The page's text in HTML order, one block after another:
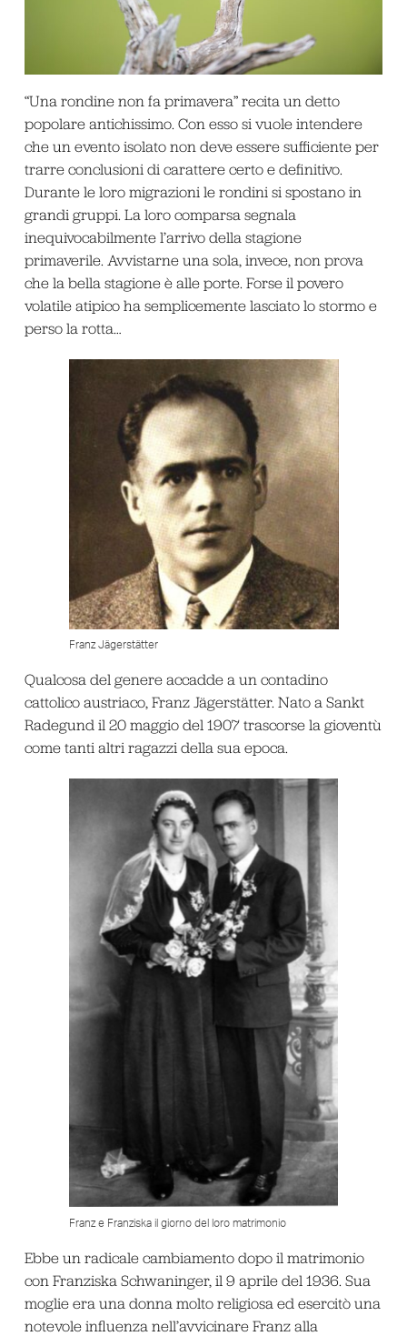
“Una rondine non fa primavera” recita un detto
popolare antichissimo. Con esso si vuole intendere
che un evento isolato non deve essere sufficiente per
trarre conclusioni di carattere certo e definitivo.
Durante le loro migrazioni le rondini si spostano in
grandi gruppi. La loro comparsa segnala
inequivocabilmente l’arrivo della stagione
primaverile. Avvistarne una sola, invece, non prova
che la bella stagione è alle porte. Forse il povero
volatile atipico ha semplicemente lasciato lo stormo e
perso la rotta…
Franz Jägerstätter
Qualcosa del genere accadde a un contadino
cattolico austriaco, Franz Jägerstätter. Nato a Sankt
Radegund il 20 maggio del 1907 trascorse la gioventù
come tanti altri ragazzi della sua epoca.
Franz e Franziska il giorno del loro matrimonio
Ebbe un radicale cambiamento dopo il matrimonio
con Franziska Schwaninger, il 9 aprile del 1936. Sua
moglie era una donna molto religiosa ed esercitò una
notevole influenza nell’avvicinare Franz alla